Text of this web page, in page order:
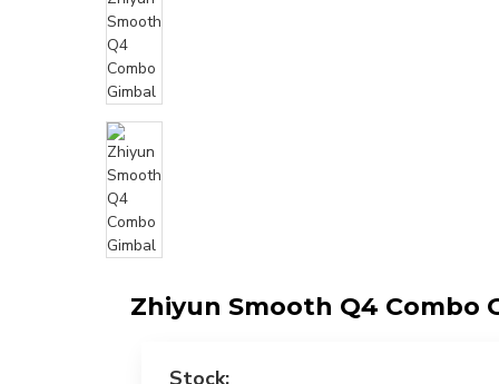
Zhiyun Smooth Q4 Combo